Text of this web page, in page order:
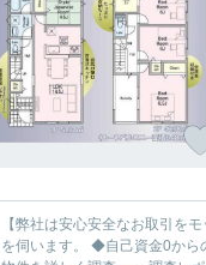
【弊社は安心安全なお取引を
を伺います。 ◆自己資金0からの